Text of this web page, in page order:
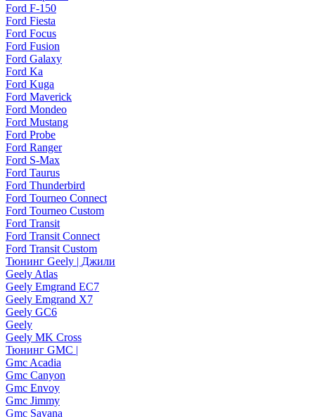
Ford F-150
Ford Fiesta
Ford Focus
Ford Fusion
Ford Galaxy
Ford Ka
Ford Kuga
Ford Maverick
Ford Mondeo
Ford Mustang
Ford Probe
Ford Ranger
Ford S-Max
Ford Taurus
Ford Thunderbird
Ford Tourneo Connect
Ford Tourneo Custom
Ford Transit
Ford Transit Connect
Ford Transit Custom
Тюнинг Geely | Джили
Geely Atlas
Geely Emgrand EC7
Geely Emgrand X7
Geely GC6
Geely
Geely MK Cross
Тюнинг GMC |
Gmc Acadia
Gmc Canyon
Gmc Envoy
Gmc Jimmy
Gmc Savana